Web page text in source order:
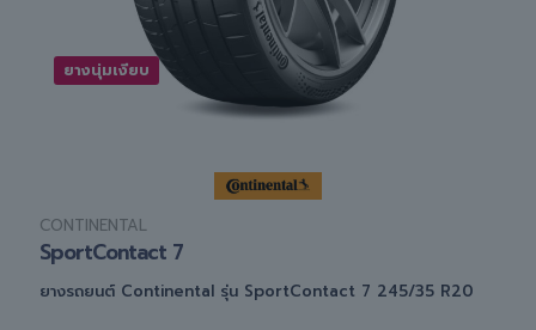
ยางนุ่มเงียบ
CONTINENTAL
SportContact 7
ยางรถยนต์ Continental รุ่น SportContact 7 245/35 R20